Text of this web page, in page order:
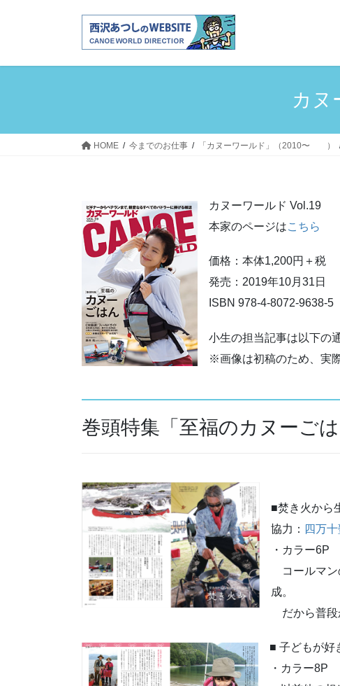
カヌ
HOME 今までのお仕事 「カヌーワールド」（2010〜 ）
カヌーワールド Vol.19
本家のページはこちら
価格：本体1,200円＋税
発売：2019年10月31日
ISBN 978-4-8072-9638-5
小生の担当記事は以下の通
※画像は初稿のため、実
巻頭特集「至福のカヌーごは
■焚き火から
協力： 四万
・カラー6P
コールマン
成。
だから普段
■ 子どもが好
・カラー8P